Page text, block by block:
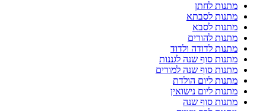
מתנות לחתן
מתנות לסבתא
מתנות לסבא
מתנות להורים
מתנות לדודה ולדוד
מתנות סוף שנה לגננות
מתנות סוף שנה למורים
מתנות ליום הולדת
מתנות ליום נישואין
מתנות סוף שנה